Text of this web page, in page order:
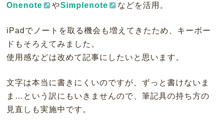
Onenote
やSimplenote などを活用。
iPadでノートを取る機会も増えてきたため、キーボー
ドもそろえてみました。
使用感などは改めて記事にしたいと思います。
文字は本当に書きにくいのですが、ずっと書けないま
ま…という訳にもいきませんので、筆記具の持ち方の
見直しも実施中です。